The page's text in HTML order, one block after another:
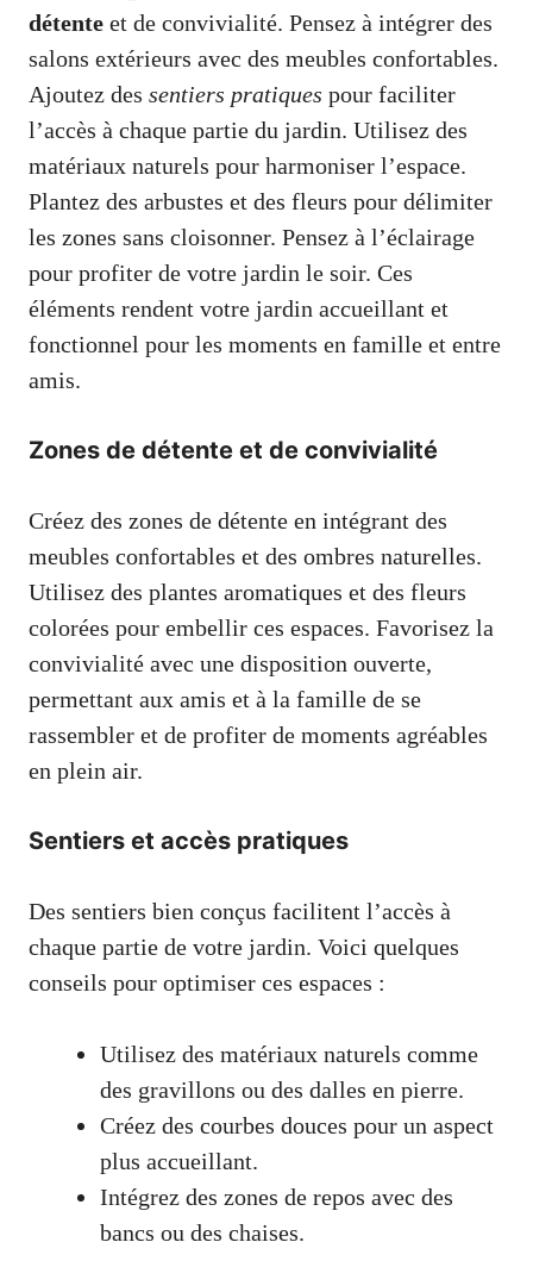
détente et de convivialité. Pensez à intégrer des
salons extérieurs avec des meubles confortables.
Ajoutez des sentiers pratiques pour faciliter
l’accès à chaque partie du jardin. Utilisez des
matériaux naturels pour harmoniser l’espace.
Plantez des arbustes et des fleurs pour délimiter
les zones sans cloisonner. Pensez à l’éclairage
pour profiter de votre jardin le soir. Ces
éléments rendent votre jardin accueillant et
fonctionnel pour les moments en famille et entre
amis.
Zones de détente et de convivialité
Créez des zones de détente en intégrant des
meubles confortables et des ombres naturelles.
Utilisez des plantes aromatiques et des fleurs
colorées pour embellir ces espaces. Favorisez la
convivialité avec une disposition ouverte,
permettant aux amis et à la famille de se
rassembler et de profiter de moments agréables
en plein air.
Sentiers et accès pratiques
Des sentiers bien conçus facilitent l’accès à
chaque partie de votre jardin. Voici quelques
conseils pour optimiser ces espaces :
Utilisez des matériaux naturels comme
des gravillons ou des dalles en pierre.
Créez des courbes douces pour un aspect
plus accueillant.
Intégrez des zones de repos avec des
bancs ou des chaises.